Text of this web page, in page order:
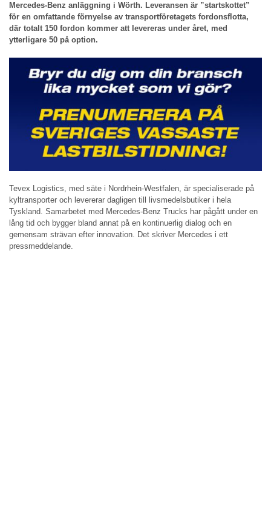
Mercedes-Benz anläggning i Wörth. Leveransen är ”startskottet”
för en omfattande förnyelse av transportföretagets fordonsflotta,
där totalt 150 fordon kommer att levereras under året, med
ytterligare 50 på option.
Tevex Logistics, med säte i Nordrhein-Westfalen, är specialiserade på
kyltransporter och levererar dagligen till livsmedelsbutiker i hela
Tyskland. Samarbetet med Mercedes-Benz Trucks har pågått under en
lång tid och bygger bland annat på en kontinuerlig dialog och en
gemensam strävan efter innovation. Det skriver Mercedes i ett
pressmeddelande.